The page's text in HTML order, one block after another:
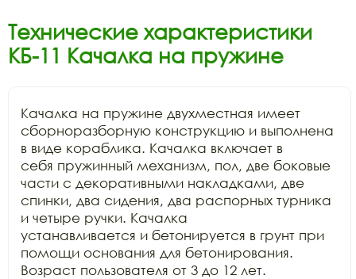
Технические характеристики
КБ-11 Качалка на пружине
Качалка на пружине двухместная имеет
сборноразборную конструкцию и выполнена
в виде кораблика. Качалка включает в
себя пружинный механизм, пол, две боковые
части с декоративными накладками, две
спинки, два сидения, два распорных турника
и четыре ручки. Качалка
устанавливается и бетонируется в грунт при
помощи основания для бетонирования.
Возраст пользователя от 3 до 12 лет.